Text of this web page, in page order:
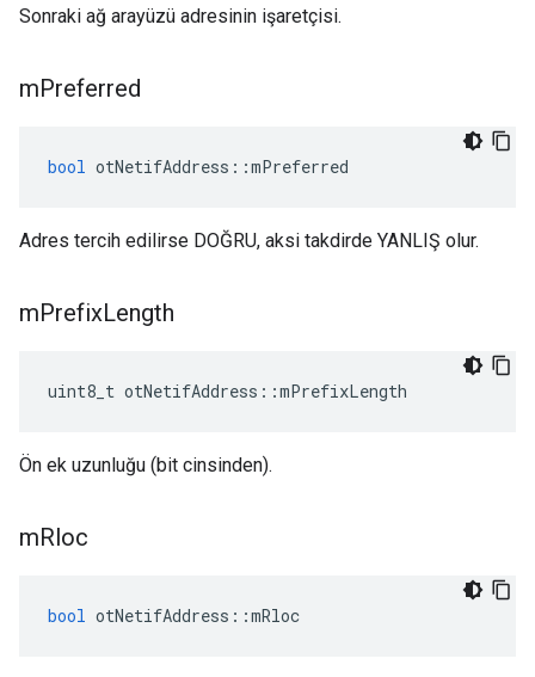
Sonraki ağ arayüzü adresinin işaretçisi.
mPreferred
bool otNetifAddress ::mPreferred
Adres tercih edilirse DOĞRU, aksi takdirde YANLIŞ olur.
mPrefixLength
uint8_t otNetifAddress ::mPrefixLength
Ön ek uzunluğu (bit cinsinden).
mRloc
bool otNetifAddress ::mRloc